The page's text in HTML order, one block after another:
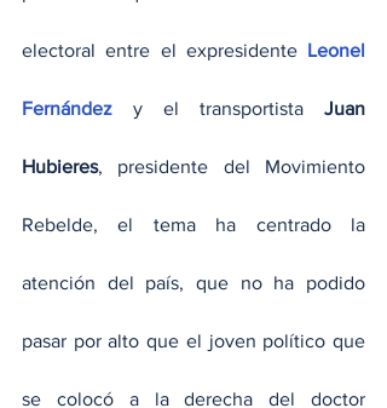
electoral entre el expresidente Leonel
Fernández y el transportista Juan
Hubieres, presidente del Movimiento
Rebelde, el tema ha centrado la
atención del país, que no ha podido
pasar por alto que el joven político que
se colocó a la derecha del doctor